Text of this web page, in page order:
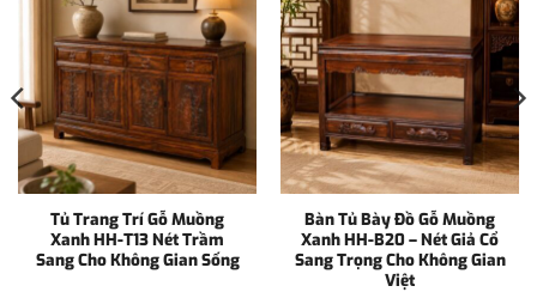
Tủ Trang Trí Gỗ Muồng
Xanh HH-T13 Nét Trầm
Sang Cho Không Gian Sống
Bàn Tủ Bày Đồ Gỗ Muồng
Xanh HH-B20 – Nét Giả Cổ
Sang Trọng Cho Không Gian
Việt